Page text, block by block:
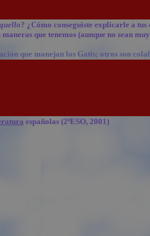
? ¿Cómo conseguiste explicarle a tus
que tenemos (aunque no sean
que manejan los Gatis; otros son
españolas (2ºESO, 2001)